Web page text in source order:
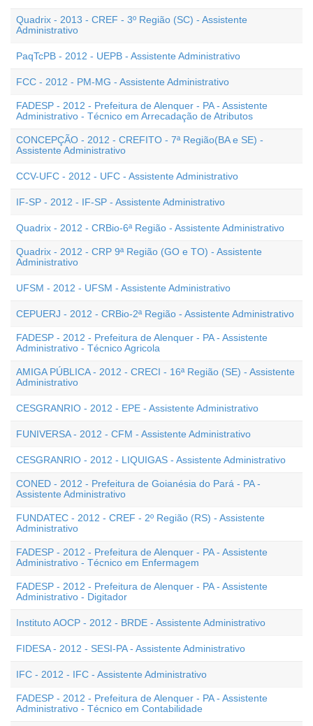
Quadrix - 2013 - CREF - 3º Região (SC) - Assistente
Administrativo
PaqTcPB - 2012 - UEPB - Assistente Administrativo
FCC - 2012 - PM-MG - Assistente Administrativo
FADESP - 2012 - Prefeitura de Alenquer - PA - Assistente
Administrativo - Técnico em Arrecadação de Atributos
CONCEPÇÃO - 2012 - CREFITO - 7ª Região(BA e SE) -
Assistente Administrativo
CCV-UFC - 2012 - UFC - Assistente Administrativo
IF-SP - 2012 - IF-SP - Assistente Administrativo
Quadrix - 2012 - CRBio-6ª Região - Assistente Administrativo
Quadrix - 2012 - CRP 9ª Região (GO e TO) - Assistente
Administrativo
UFSM - 2012 - UFSM - Assistente Administrativo
CEPUERJ - 2012 - CRBio-2ª Região - Assistente Administrativo
FADESP - 2012 - Prefeitura de Alenquer - PA - Assistente
Administrativo - Técnico Agricola
AMIGA PÚBLICA - 2012 - CRECI - 16ª Região (SE) - Assistente
Administrativo
CESGRANRIO - 2012 - EPE - Assistente Administrativo
FUNIVERSA - 2012 - CFM - Assistente Administrativo
CESGRANRIO - 2012 - LIQUIGAS - Assistente Administrativo
CONED - 2012 - Prefeitura de Goianésia do Pará - PA -
Assistente Administrativo
FUNDATEC - 2012 - CREF - 2º Região (RS) - Assistente
Administrativo
FADESP - 2012 - Prefeitura de Alenquer - PA - Assistente
Administrativo - Técnico em Enfermagem
FADESP - 2012 - Prefeitura de Alenquer - PA - Assistente
Administrativo - Digitador
Instituto AOCP - 2012 - BRDE - Assistente Administrativo
FIDESA - 2012 - SESI-PA - Assistente Administrativo
IFC - 2012 - IFC - Assistente Administrativo
FADESP - 2012 - Prefeitura de Alenquer - PA - Assistente
Administrativo - Técnico em Contabilidade